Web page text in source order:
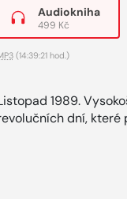
Audiokniha
499 Kč
(14:39:21 hod.)
1989.
dní, které